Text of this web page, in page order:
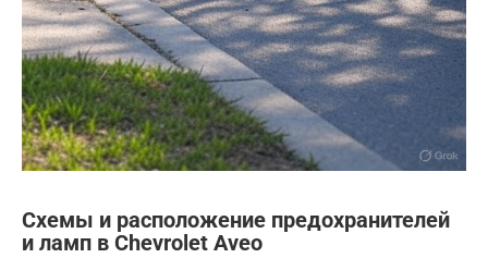
Схемы и расположение предохранителей
и ламп в Chevrolet Aveo